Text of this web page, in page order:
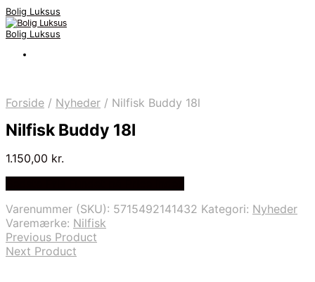
Bolig Luksus
Bolig Luksus
Forside / Nyheder / Nilfisk Buddy 18l
Nilfisk Buddy 18l
1.150,00 kr.
Varenummer (SKU): 5715492141432 Kategori: Nyheder
Varemærke: Nilfisk
Previous Product
Next Product